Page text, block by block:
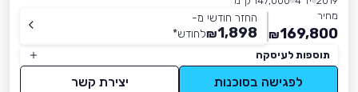
מחיר
169,800
₪
החזר חודשי מ-
1,898
₪לחודש*
תוספות לעיסקה
לפגישה בסוכנות יצירת קשר